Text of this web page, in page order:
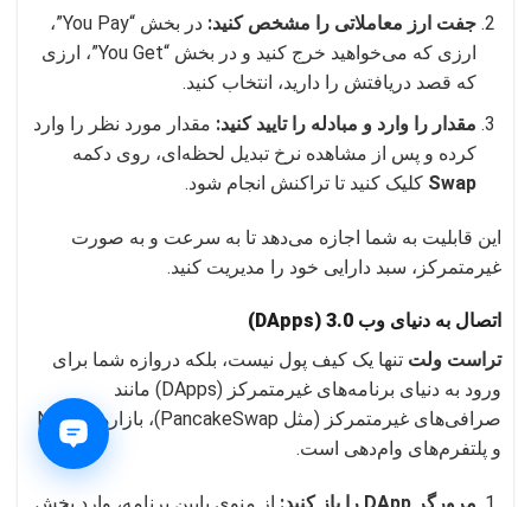
جفت ارز معاملاتی را مشخص کنید:
در بخش “You Pay”،
ارزی که می‌خواهید خرج کنید و در بخش “You Get”، ارزی
که قصد دریافتش را دارید، انتخاب کنید.
مقدار را وارد و مبادله را تایید کنید: مقدار مورد نظر را وارد
کرده و پس از مشاهده نرخ تبدیل لحظه‌ای، روی دکمه
Swap کلیک کنید تا تراکنش انجام شود.
این قابلیت به شما اجازه می‌دهد تا به سرعت و به صورت
غیرمتمرکز، سبد دارایی خود را مدیریت کنید.
اتصال به دنیای وب 3.0 (DApps)
تراست ولت تنها یک کیف پول نیست، بلکه دروازه شما برای
ورود به دنیای برنامه‌های غیرمتمرکز (DApps) مانند
صرافی‌های غیرمتمرکز (مثل PancakeSwap)، بازارهای NFT
و پلتفرم‌های وام‌دهی است.